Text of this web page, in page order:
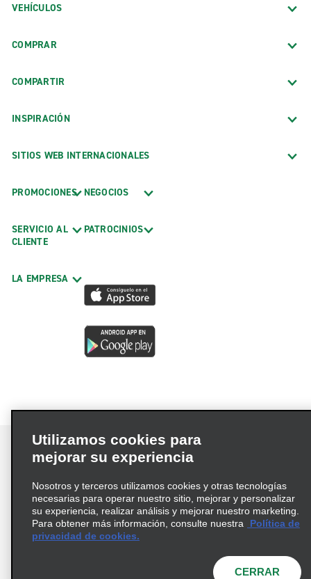
VEHÍCULOS
COMPRAR
COMPARTIR
INSPIRACIÓN
SITIOS WEB INTERNACIONALES
PROMOCIONES
SERVICIO AL
CLIENTE
LA EMPRESA
NEGOCIOS
PATROCINIOS
Términos de uso
Política de privacidad
Política de cookies
Información de Salud del Consumidor
© 2026 Enterprise Holdings, Inc. Todos los derechos
Utilizamos cookies para
mejorar su experiencia
Nosotros y terceros utilizamos cookies y otras tecnologías
necesarias para operar nuestro sitio, mejorar y personalizar
su experiencia, realizar análisis y mejorar nuestro marketing.
Para obtener más información, consulte nuestra
Política de
privacidad de cookies.
CERRAR